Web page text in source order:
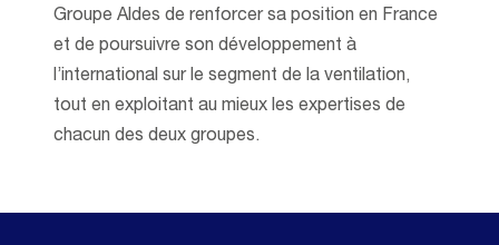
Groupe Aldes de renforcer sa position en France
et de poursuivre son développement à
l’international sur le segment de la ventilation,
tout en exploitant au mieux les expertises de
chacun des deux groupes.